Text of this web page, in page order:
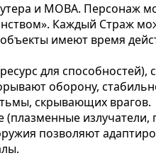
и MOBA. Персонаж
Каждый Страж
имеют время
для способностей),
оборону,
скрывающих врагов.
позволяют